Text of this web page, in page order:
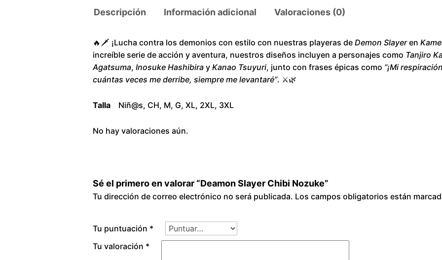
S
y
e
r
u
c
Descripción Información adicional Valoraciones (0)
🔥🗡️ ¡Lucha contra los demonios con estilo con nuestras playeras de Demon Slayeren
increíble serie de acción y aventura, nuestros diseños incluyen a personajes como Tanjiro
Agatsuma, Inosuke Hashibira y Kanao Tsuyuri, junto con frases épicas como “¡Mi
cuántas veces me derribe, siempre me levantaré”. ⚔️🌿
Talla Niñ@s, CH, M, G, XL, 2XL, 3XL
No hay valoraciones aún.
Sé el primero en valorar “Deamon Slayer Chibi Nozuke”
Tu dirección de correo electrónico no será publicada. Los campos obligatorios están
Tu puntuación *
Tu valoración *